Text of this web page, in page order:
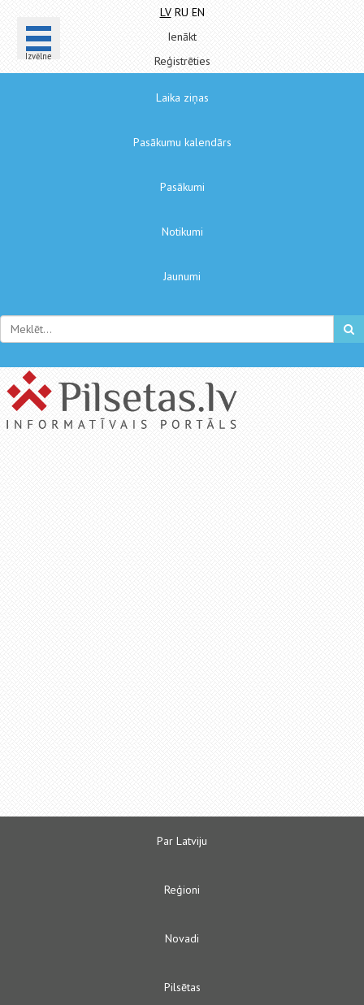
Izvēlne
LV RU EN
Ienākt
Reģistrēties
Laika ziņas
Pasākumu kalendārs
Pasākumi
Notikumi
Jaunumi
Par Latviju
Reģioni
Novadi
Pilsētas